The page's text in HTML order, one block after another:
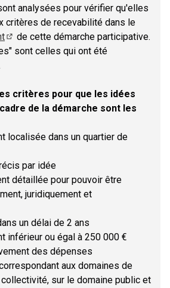
analysées pour vérifier qu'elles
critères de recevabilité dans le
(Lien externe)
de cette démarche participative.
sont celles qui ont été
critères pour que les idées
de la démarche sont les
localisée dans un quartier de
par idée
détaillée pour pouvoir être
juridiquement et
un délai de 2 ans
inférieur ou égal à 250 000 €
des dépenses
aux domaines de
sur le domaine public et